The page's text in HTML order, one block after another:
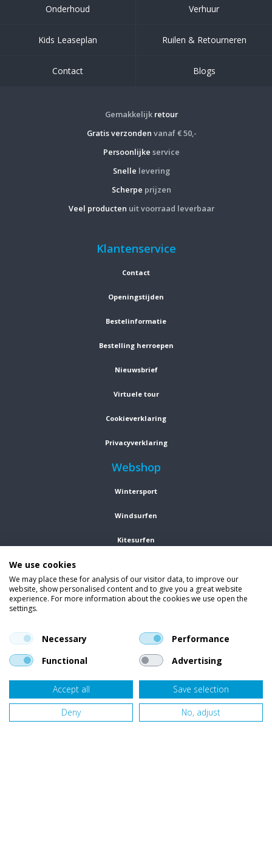
Onderhoud Verhuur
Kids Leaseplan Ruilen & Retourneren
Contact Blogs
Gemakkelijk retour
Gratis verzonden vanaf € 50,-
Persoonlijke service
Snelle levering
Scherpe prijzen
Veel producten uit voorraad leverbaar
Klantenservice
Contact
Openingstijden
Bestelinformatie
Bestelling herroepen
Nieuwsbrief
Virtuele tour
Cookieverklaring
Privacyverklaring
Webshop
Wintersport
Windsurfen
Kitesurfen
Kleding
Vind ons op social media
En blijf op de hoogte van trends, aanbiedingen en kortingsacties.
Onze klanten beoordelen Van Bellen Wind & Snowgemiddeld met een
op basis van455beoordelingen.
We use cookies
We may place these for analysis of our visitor data, to improve our
website, show personalised content and to give you a great website
experience. For more information about the cookies we use open the
settings.
Necessary
Performance
Functional
Advertising
Accept all
Save selection
Deny
No, adjust